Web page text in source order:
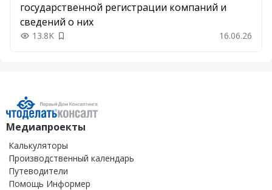
государственной регистрации компаний и
сведений о них
13.8K Добавить в закладки 16.06.26
Медиапроекты
Калькуляторы
Производственный календарь
Путеводители
Помощь Информер